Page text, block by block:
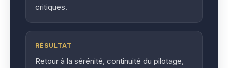
critiques.
RÉSULTAT
Retour à la sérénité, continuité du pilotage,